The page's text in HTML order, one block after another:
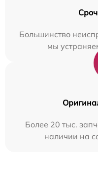
Большинство
мы
Более 20 тыс.
наличии на